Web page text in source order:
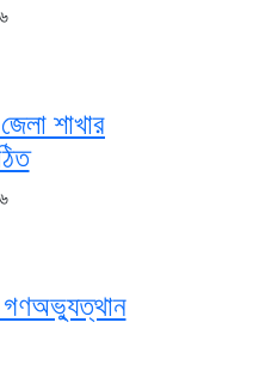
শাখার
গণঅভ্যুত্থান